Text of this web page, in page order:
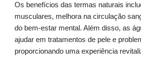
Os benefícios das termas naturais
musculares, melhora na circulação
do bem-estar mental. Além disso, as
ajudar em tratamentos de pele e
proporcionando uma experiência